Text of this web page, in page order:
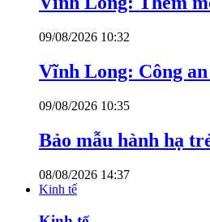
09/08/2026 10:32
Vĩnh Long: Công
09/08/2026 10:35
Bảo mẫu hành hạ
08/08/2026 14:37
Kinh tế